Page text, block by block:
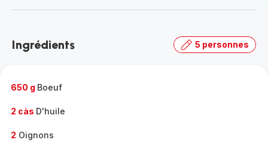
-
gamme
Ingrédients 5 personnes
650 g Boeuf
2 càs D'huile
2 Oignons